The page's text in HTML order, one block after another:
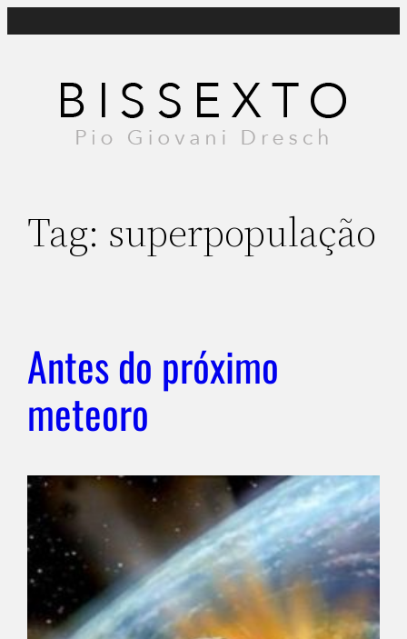
conteúdo
Tag: superpopulação
Antes do próximo
meteoro